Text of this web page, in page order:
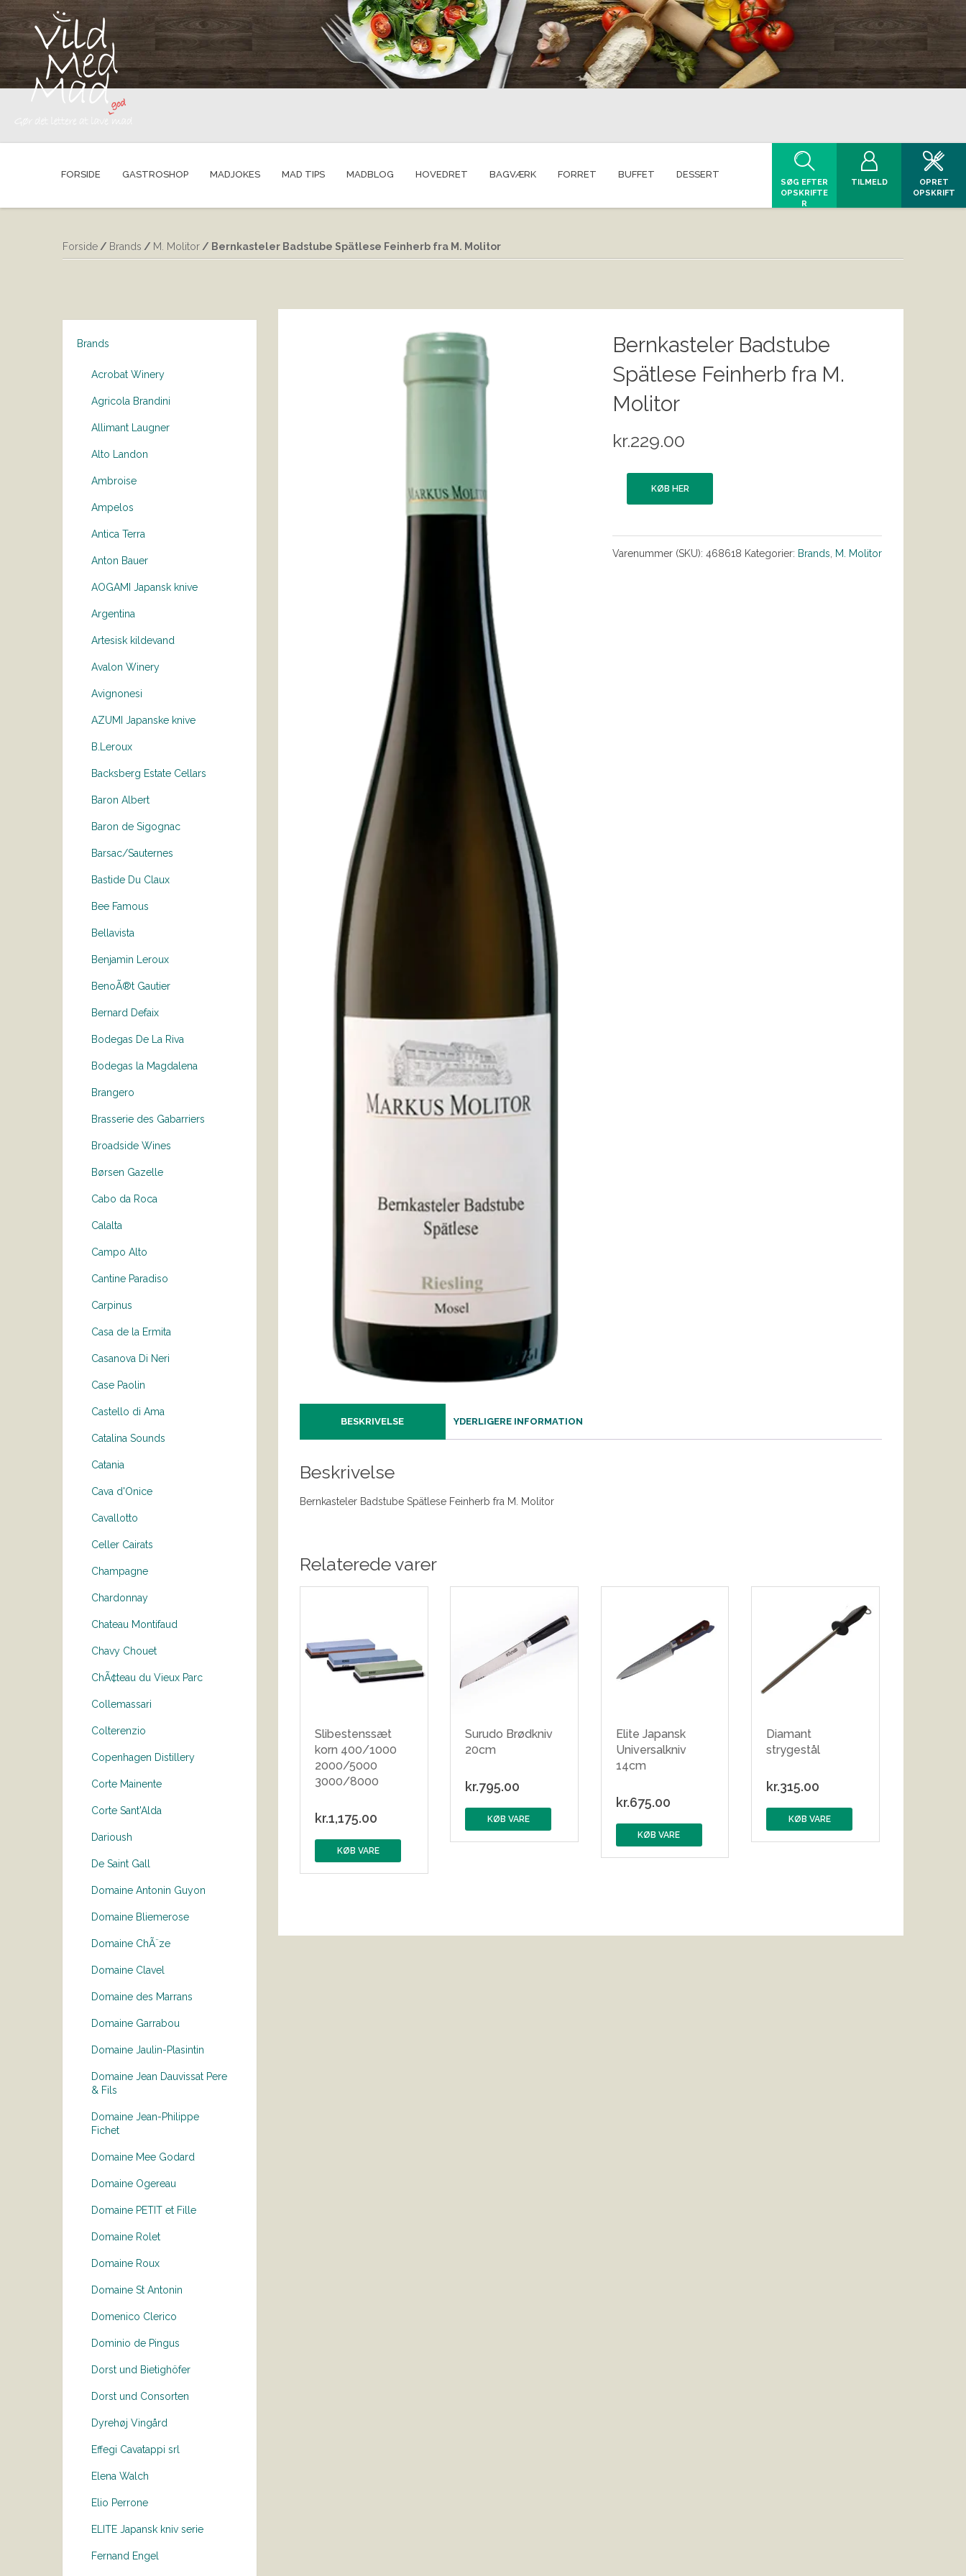
FORSIDE GASTROSHOP MADJOKES MAD TIPS MADBLOG HOVEDRET BAGVÆRK FORRET BUFFET DESSERT
SØG EFTER
OPSKRIFTE
R
TILMELD
OPRET
OPSKRIFT
Forside / Brands / M. Molitor / Bernkasteler Badstube Spätlese Feinherb fra M. Molitor
Brands
Acrobat Winery
Agricola Brandini
Allimant Laugner
Alto Landon
Ambroise
Ampelos
Antica Terra
Anton Bauer
AOGAMI Japansk knive
Argentina
Artesisk kildevand
Avalon Winery
Avignonesi
AZUMI Japanske knive
B.Leroux
Backsberg Estate Cellars
Baron Albert
Baron de Sigognac
Barsac/Sauternes
Bastide Du Claux
Bee Famous
Bellavista
Benjamin Leroux
BenoÃ®t Gautier
Bernard Defaix
Bodegas De La Riva
Bodegas la Magdalena
Brangero
Brasserie des Gabarriers
Broadside Wines
Børsen Gazelle
Cabo da Roca
Calalta
Campo Alto
Cantine Paradiso
Carpinus
Casa de la Ermita
Casanova Di Neri
Case Paolin
Castello di Ama
Catalina Sounds
Catania
Cava d'Onice
Cavallotto
Celler Cairats
Champagne
Chardonnay
Chateau Montifaud
Chavy Chouet
ChÃ¢teau du Vieux Parc
Collemassari
Colterenzio
Copenhagen Distillery
Corte Mainente
Corte Sant'Alda
Darioush
De Saint Gall
Domaine Antonin Guyon
Domaine Bliemerose
Domaine ChÃ¨ze
Domaine Clavel
Domaine des Marrans
Domaine Garrabou
Domaine Jaulin-Plasintin
Domaine Jean Dauvissat Pere
& Fils
Domaine Jean-Philippe
Fichet
Domaine Mee Godard
Domaine Ogereau
Domaine PETIT et Fille
Domaine Rolet
Domaine Roux
Domaine St Antonin
Domenico Clerico
Dominio de Pingus
Dorst und Bietighöfer
Dorst und Consorten
Dyrehøj Vingård
Effegi Cavatappi srl
Elena Walch
Elio Perrone
ELITE Japansk kniv serie
Fernand Engel
Bernkasteler Badstube
Spätlese Feinherb fra M.
Molitor
kr.229.00
KØB HER
Varenummer (SKU): 468618 Kategorier: Brands M. Molitor
BESKRIVELSE YDERLIGERE INFORMATION
Beskrivelse
Bernkasteler Badstube Spätlese Feinherb fra M. Molitor
Relaterede varer
Slibestenssæt
korn 400/1000
2000/5000
3000/8000
kr.1,175.00
KØB VARE
Surudo Brødkniv
20cm
kr.795.00
KØB VARE
Elite Japansk
Universalkniv
14cm
kr.675.00
KØB VARE
Diamant
strygestål
kr.315.00
KØB VARE